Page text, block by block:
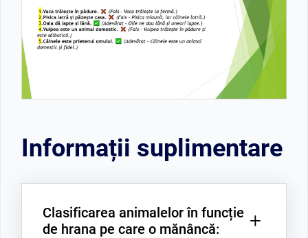
Informații suplimentare
Clasificarea animalelor în funcție
de hrana pe care o mănâncă:
+